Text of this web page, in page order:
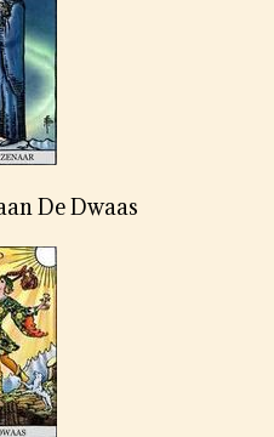
De Dwaas